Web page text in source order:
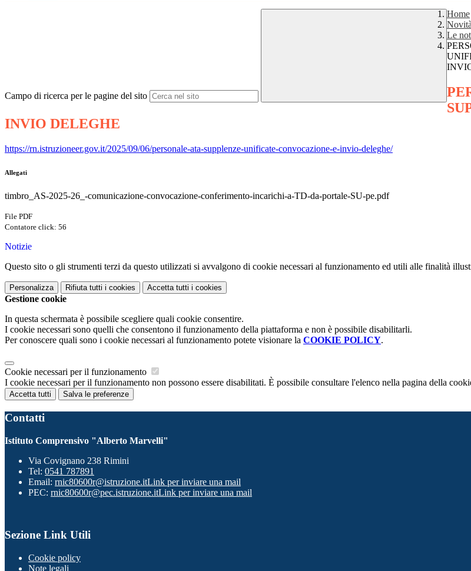
Campo di ricerca per le pagine del sito
Home
Novità
Le
INVIO DELEGHE
https://rn.istruzioneer.gov.it/2025/09/06/personale-ata-supplenze-unificate-convocazione-e-invio-deleghe/
Allegati
timbro_AS-2025-26_-comunicazione-convocazione-conferimento-incarichi-a-TD-da-portale-SU-pe.pdf
File PDF
Contatore click: 56
Notizie
Questo sito o gli strumenti terzi da questo utilizzati si avvalgono di cookie necessari al funzionamento ed utili alle finalità
Personalizza Rifiuta tutti i cookies Accetta tutti i cookies
Gestione cookie
In questa schermata è possibile scegliere quali cookie consentire.
I cookie necessari sono quelli che consentono il funzionamento della piattaforma e non è possibile disabilitarli.
Per conoscere quali sono i cookie necessari al funzionamento potete visionare la COOKIE POLICY.
Cookie necessari per il funzionamento
I cookie necessari per il funzionamento non possono essere disabilitati. È possibile consultare l'elenco nella pagina della
Accetta tutti Salva le preferenze
Contatti
Istituto Comprensivo "Alberto Marvelli"
Via Covignano 238 Rimini
Tel: 0541 787891
Email: rnic80600r@istruzione.itLink per inviare una mail
PEC: rnic80600r@pec.istruzione.itLink per inviare una mail
Sezione Link Utili
Cookie policy
Note legali